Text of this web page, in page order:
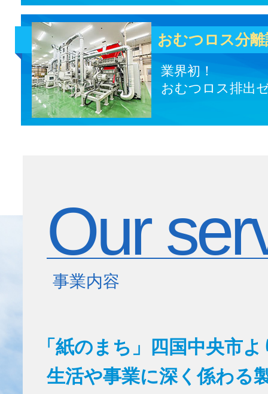
おむつロス分
業界初！
おむつロス排出
Our
事業内容
「紙のまち」四国中央市
生活や事業に深く係わる